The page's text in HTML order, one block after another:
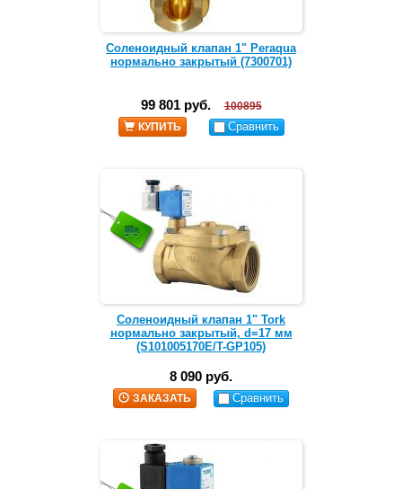
Соленоидный клапан 1" Peraqua
нормально закрытый (7300701)
99 801 руб.
100895
КУПИТЬ
Сравнить
Соленоидный клапан 1" Tork
нормально закрытый, d=17 мм
(S101005170E/T-GP105)
8 090 руб.
ЗАКАЗАТЬ Сравнить